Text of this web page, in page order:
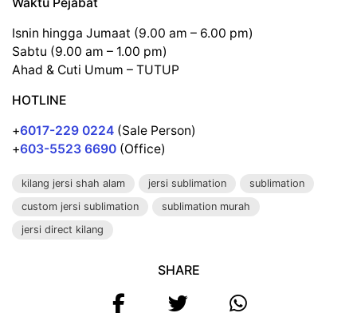
Waktu Pejabat
Isnin hingga Jumaat (9.00 am – 6.00 pm)
Sabtu (9.00 am – 1.00 pm)
Ahad & Cuti Umum – TUTUP
HOTLINE
+6017-229 0224 (Sale Person)
+603-5523 6690 (Office)
kilang jersi shah alam jersi sublimation
sublimation
custom jersi sublimation
sublimation murah
jersi direct kilang
SHARE